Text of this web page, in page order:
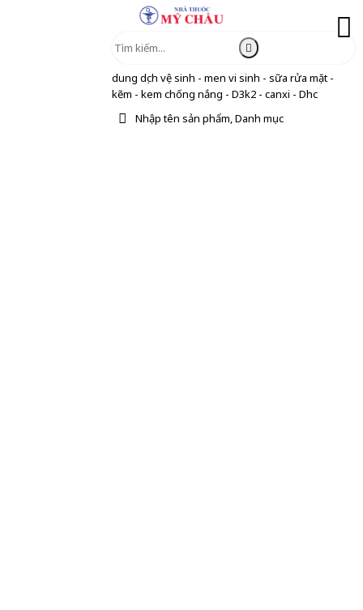
dung dịch vệ sinh - men vi sinh - sữa rửa mặt -
kẽm - kem chống nắng - D3k2 - canxi - Dhc
Nhập tên sản phẩm, Danh mục